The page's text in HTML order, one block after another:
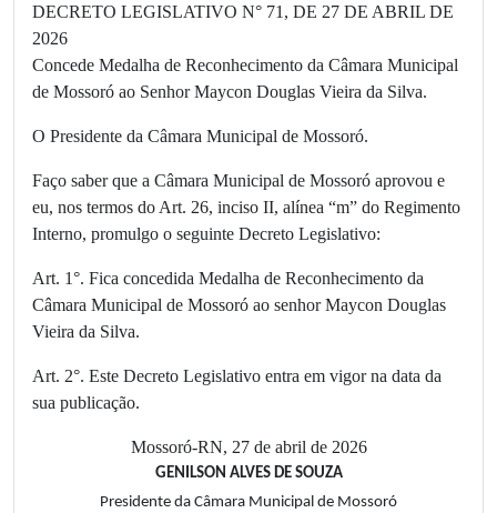
DECRETO LEGISLATIVO N° 71, DE 27 DE ABRIL DE
2026
Concede Medalha de Reconhecimento da Câmara Municipal
de Mossoró ao Senhor Maycon Douglas Vieira da Silva.
O Presidente da Câmara Municipal de Mossoró.
Faço saber que a Câmara Municipal de Mossoró aprovou e
eu, nos termos do Art. 26, inciso II, alínea “m” do Regimento
Interno, promulgo o seguinte Decreto Legislativo:
Art. 1°. Fica concedida Medalha de Reconhecimento da
Câmara Municipal de Mossoró ao senhor Maycon Douglas
Vieira da Silva.
Art. 2°. Este Decreto Legislativo entra em vigor na data da
sua publicação.
Mossoró-RN, 27 de abril de 2026
GENILSON ALVES DE SOUZA
Presidente da Câmara Municipal de Mossoró